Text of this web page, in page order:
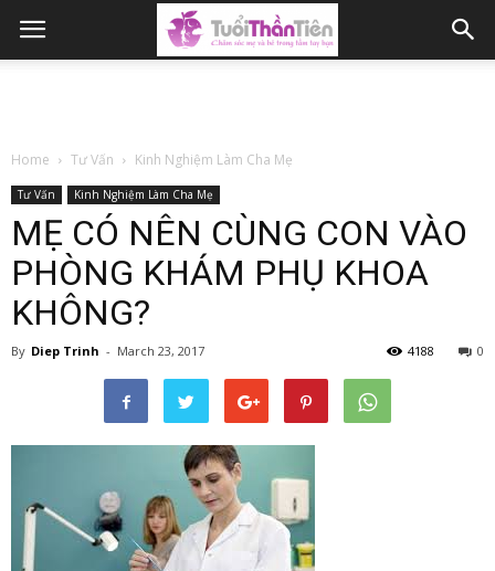
Home Tư Vấn Kinh Nghiệm Làm Cha Mẹ
Tư Vấn Kinh Nghiệm Làm Cha Mẹ
MẸ CÓ NÊN CÙNG CON VÀO
PHÒNG KHÁM PHỤ KHOA
KHÔNG?
By Diep Trinh - March 23, 2017 0
4188